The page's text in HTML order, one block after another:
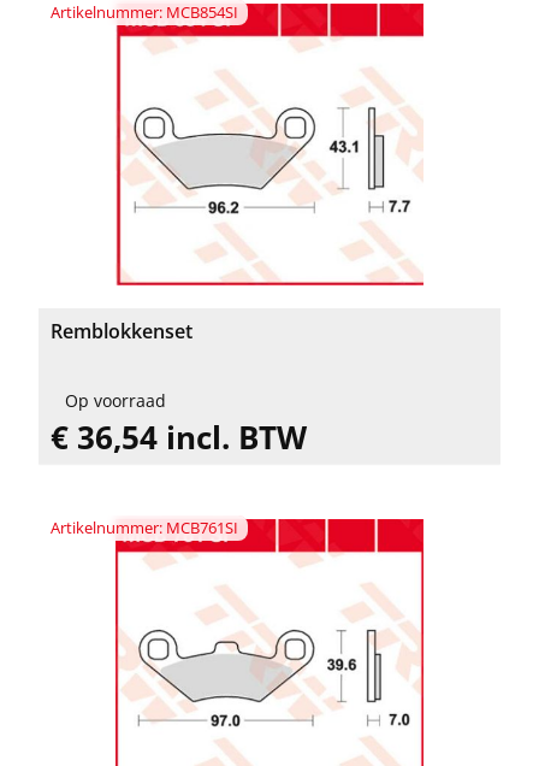
Artikelnummer: MCB854SI
Remblokkenset
Op voorraad
€ 36,54 incl. BTW
Artikelnummer: MCB761SI